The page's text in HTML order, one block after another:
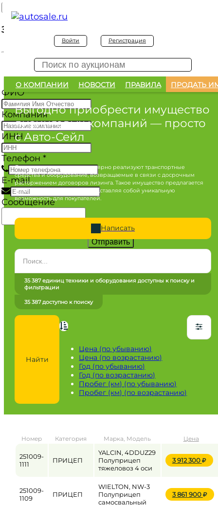
Войти Регистрация
О КОМПАНИИ НОВОСТИ ПРАВИЛА ПРОДАТЬ
Выгодно приобрести имущество
лизинговых компаний — просто
с Авто-Сейл
Лизинговые компании регулярно реализуют транспортные
средства и оборудование, возвращаемые в связи с досрочным
расторжением договоров лизинга. Такое имущество предлагается
по конкурентным ценам, представляя собой уникальную
возможность для покупателей.
Написать
Марка
Все марки
Город / регион
от до
Пробег / Наработка
от до
Найти
Цена (по убыванию)
Цена (по возрастанию)
Год (по убыванию)
Год (по возрастанию)
Пробег (км) (по убыванию)
Пробег (км) (по возрастанию)
35 387 единиц техники и оборудования доступны к поиску и
фильтрации
35 387 доступно к поиску
Номер Категория Марка, Модель Цена
251009-
1111
ПРИЦЕП
YALCIN, 4DDUZ29
Полуприцеп
тяжеловоз 4 оси
3 912 300
251009-
1109
ПРИЦЕП
WIELTON, NW-3
Полуприцеп
самосвальный
3 861 900
Заявка на покупку
Заявка на покупку изъятого а/м
ФИО*
Компания
ИНН
Телефон *
E-mail
Сообщение
Отправить